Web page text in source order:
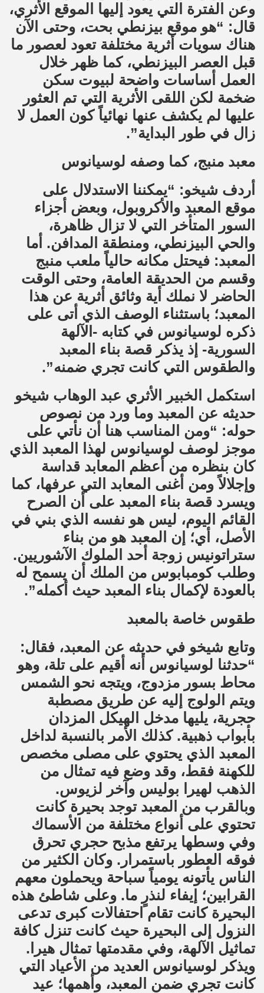
وعن الفترة التي يعود إليها الموقع الأثري،
قال: “هو موقع بيزنطي بحت، وحتى الآن
هناك سويات أثرية مختلفة تعود لعصور ما
قبل العصر البيزنطي، كما ظهر خلال
العمل أساسات واضحة لبيوت سكن
ضخمة لكن اللقى الأثرية التي تم العثور
عليها لم يكشف عنها نهائياً كون العمل لا
زال في طور البداية”.
معبد منبج، كما وصفه لوسيانوس
أردف شيخو: “يمكننا الاستدلال على
موقع المعبد والأكروبول، وبعض أجزاء
السور المتأخر التي لا تزال ظاهرة،
والحي البيزنطي، ومنطقة المدافن. أما
المعبد: فيحتل مكانه حالياً ملعب منبج
وقسم من الحديقة العامة، وحتى الوقت
الحاضر لا نملك أية وثائق أثرية عن هذا
المعبد؛ باستثناء الوصف الذي أتى على
ذكره لوسيانوس في كتابه -الآلهة
السورية- إذ يذكر قصة بناء المعبد
والطقوس التي كانت تجري ضمنه”.
استكمل الخبير الأثري عبد الوهاب شيخو
حديثه عن المعبد وما ورد من نصوص
حوله: “ومن المناسب هنا أن نأتي على
موجز لوصف لوسيانوس لهذا المعبد الذي
كان بنظره من أعظم المعابد قداسة
وإجلالاً ومن أغنى المعابد التي عرفها، كما
ويسرد قصة بناء المعبد على أن الصرح
القائم اليوم، ليس هو نفسه الذي بني في
الأصل، أي؛ إن المعبد هو من بناء
ستراتونيس زوجة أحد الملوك الآشوريين.
وطلب كومبابوس من الملك أن يسمح له
بالعودة لإكمال بناء المعبد حيث أكمله”.
طقوس خاصة بالمعبد
وتابع شيخو في حديثه عن المعبد، فقال:
“حدثنا لوسيانوس أنه أقيم على تلة، وهو
محاط بسور مزدوج، ويتجه نحو الشمس
ويتم الولوج إليه عن طريق مصطبة
حجرية، يليها مدخل الهيكل المزدان
بأبواب ذهبية. كذلك الأمر بالنسبة لداخل
المعبد الذي يحتوي على مصلى مخصص
للكهنة فقط، وقد وضع فيه تمثال من
الذهب لهيرا بوليس وآخر لزيوس.
وبالقرب من المعبد توجد بحيرة كانت
تحتوي على أنواع مختلفة من الأسماك
وفي وسطها يرتفع مذبح حجري تحرق
فوقه العطور باستمرار. وكان الكثير من
الناس يأتونه يومياً سباحة ويحملون معهم
القرابين؛ إيفاء لنذرٍ ما. وعلى شاطئ هذه
البحيرة كانت تقام احتفالات كبرى تدعى
النزول إلى البحيرة حيث كانت تنزل كافة
تماثيل الآلهة، وفي مقدمتها تمثال هيرا.
ويذكر لوسيانوس العديد من الأعياد التي
كانت تجري ضمن المعبد، وأهمها؛ عيد